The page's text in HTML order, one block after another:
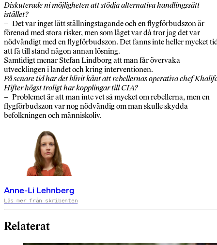
Diskuterade ni möjligheten att stödja alternativa handlingssätt
istället?
– Det var inget lätt ställningstagande och en flygförbudszon är
förenad med stora risker, men som läget var då tror jag det var
nödvändigt med en flygförbudszon. Det fanns inte heller mycket
att få till stånd någon annan lösning.
Samtidigt menar Stefan Lindborg att man får övervaka
utvecklingen i landet och kring interventionen.
På senare tid har det blivit känt att rebellernas operativa chef
Hifter högst troligt har kopplingar till CIA?
– Problemet är att man inte vet så mycket om rebellerna, men en
flygförbudszon var nog nödvändig om man skulle skydda
befolkningen och människoliv.
Anne-Li Lehnberg
Läs mer från skribenten
Relaterat